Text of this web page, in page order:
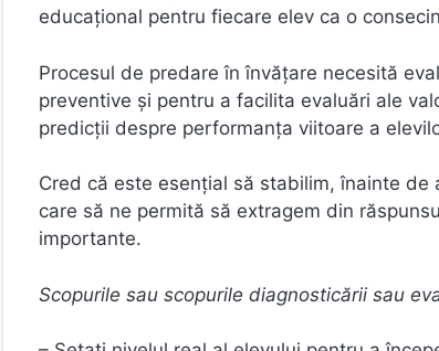
educațional pentru fiecare elev ca o
Procesul de predare în învățare necesită
preventive și pentru a facilita evaluări ale
predicții despre performanța viitoare a
Cred că este esențial să stabilim, înainte
care să ne permită să extragem din
importante.
Scopurile sau scopurile diagnosticării sau